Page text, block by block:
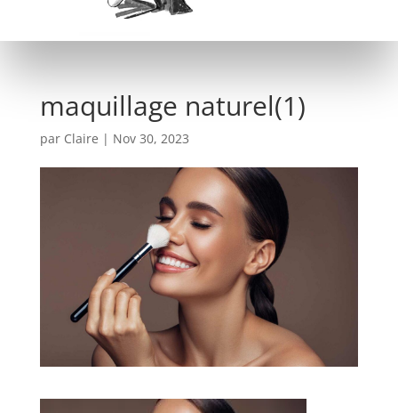
maquillage naturel(1)
par Claire | Nov 30, 2023